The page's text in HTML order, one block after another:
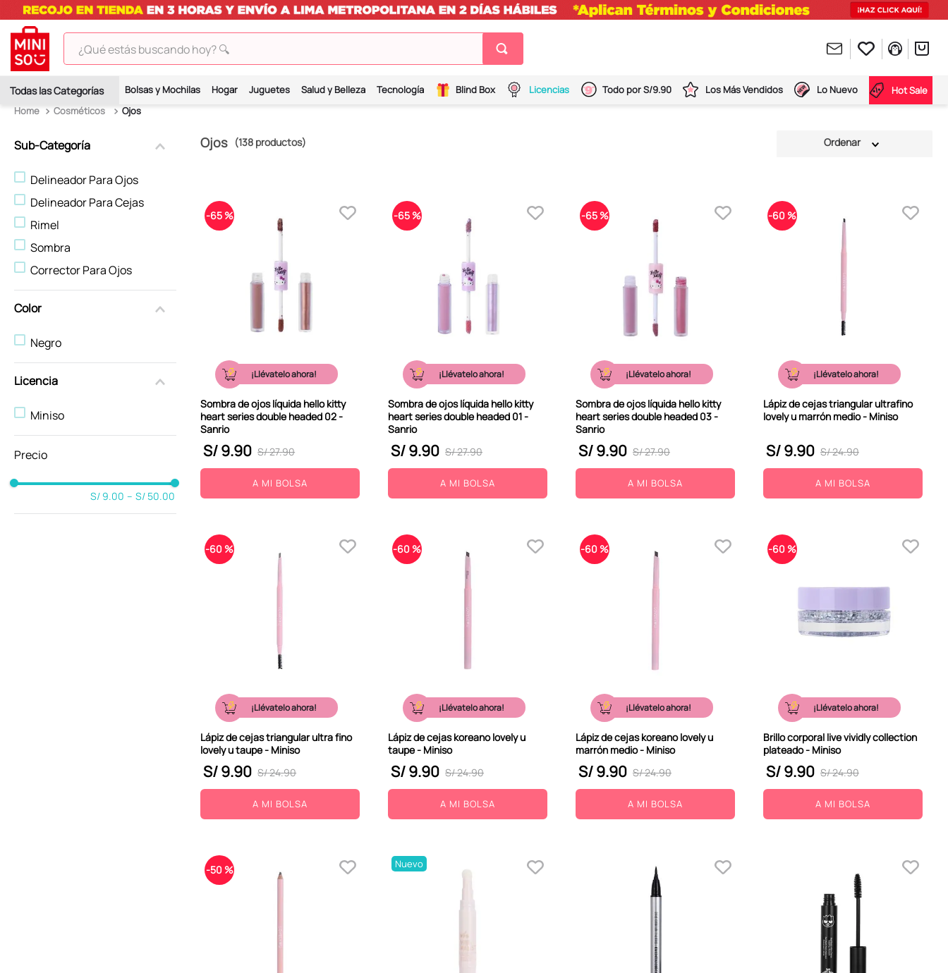
¿Qué estás buscando hoy? 🔍
Bolsas y Mochilas Hogar Juguetes Salud y Belleza Tecnología Blind Box Licencias Todo por S/9.90 Los Más Vendidos Lo Nuevo
Hot Sale
Cosméticos
Ojos
Sub-Categoría
Delineador Para Ojos
Delineador Para Cejas
Rimel
Sombra
Corrector Para Ojos
Color
Negro
Licencia
Miniso
S/ 9.00 – S/ 50.00
Ojos 138 productos
-65 %
¡Llévatelo ahora!
Sombra de ojos líquida hello kitty
heart series double headed 02 -
Sanrio
S/27.90
S/9.90
A MI BOLSA
-65 %
¡Llévatelo ahora!
Sombra de ojos líquida hello kitty
heart series double headed 01 -
Sanrio
S/27.90
S/9.90
A MI BOLSA
-65 %
¡Llévatelo ahora!
Sombra de ojos líquida hello kitty
heart series double headed 03 -
Sanrio
S/27.90
S/9.90
A MI BOLSA
-60 %
¡Llévatelo ahora!
Lápiz de cejas triangular ultrafino
lovely u marrón medio - Miniso
S/24.90
S/9.90
A MI BOLSA
-60 %
¡Llévatelo ahora!
Lápiz de cejas triangular ultra fino
lovely u taupe - Miniso
S/24.90
S/9.90
A MI BOLSA
-60 %
¡Llévatelo ahora!
Lápiz de cejas koreano lovely u
taupe - Miniso
S/24.90
S/9.90
A MI BOLSA
-60 %
¡Llévatelo ahora!
Lápiz de cejas koreano lovely u
marrón medio - Miniso
S/24.90
S/9.90
A MI BOLSA
-60 %
¡Llévatelo ahora!
Brillo corporal live vividly collection
plateado - Miniso
S/24.90
S/9.90
A MI BOLSA
-50 % Nuevo
3.
my melody
harry potter